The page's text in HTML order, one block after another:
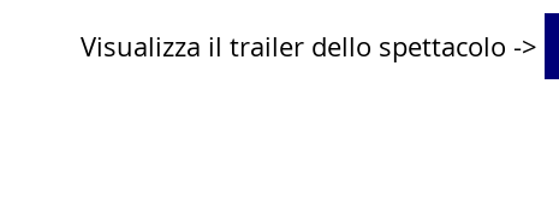
Visualizza il trailer dello spettacolo ->